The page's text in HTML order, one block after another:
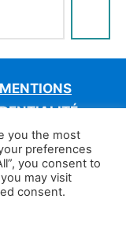
MENTIONS
you the most
preferences
you consent to
may visit
consent.